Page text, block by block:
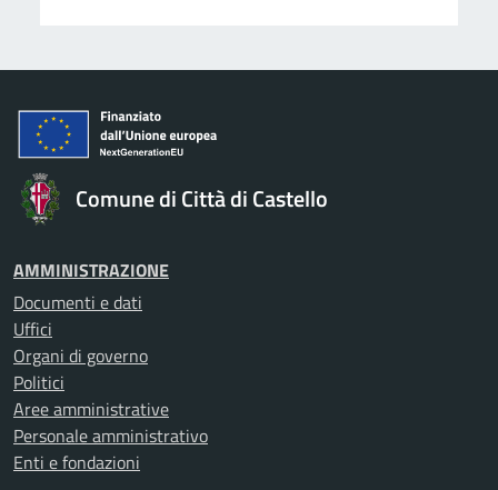
Comune di Città di Castello
AMMINISTRAZIONE
Documenti e dati
Uffici
Organi di governo
Politici
Aree amministrative
Personale amministrativo
Enti e fondazioni